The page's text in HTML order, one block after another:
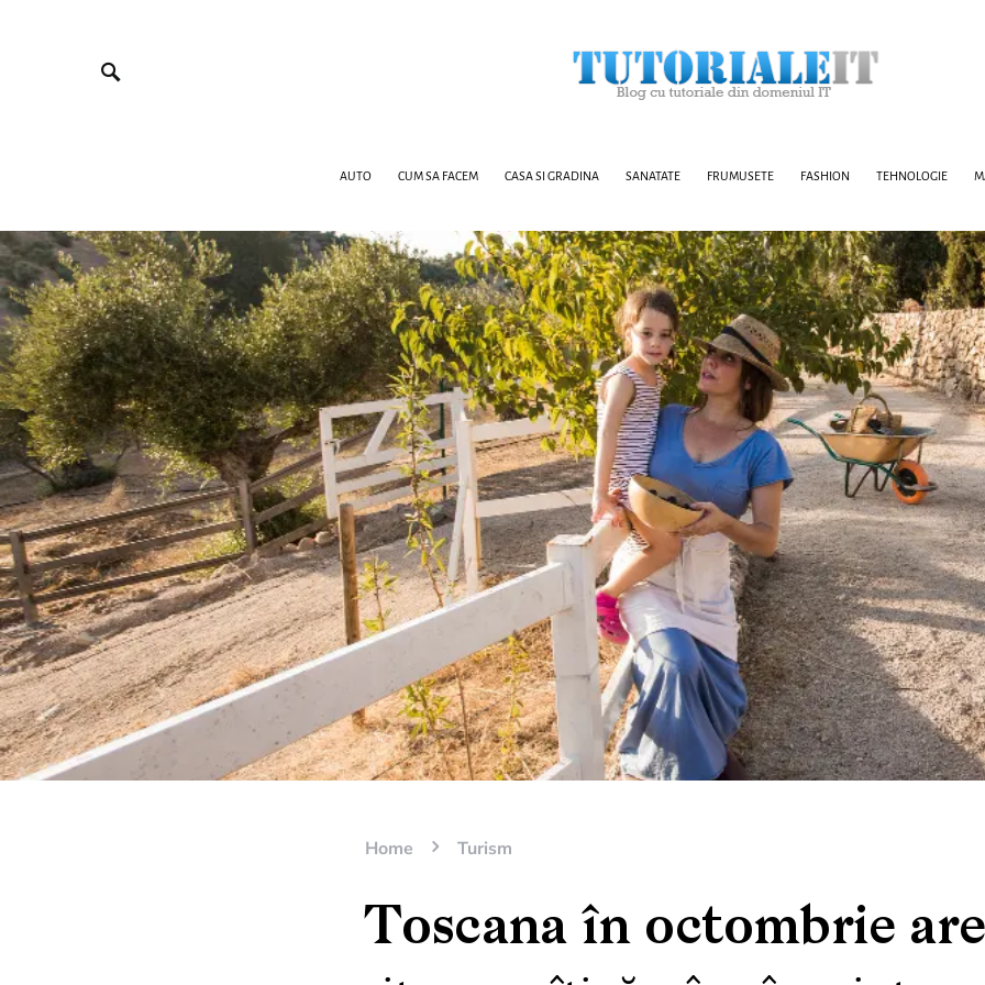
AUTO CUM SA FACEM CASA SI GRADINA SANATATE FRUMUSETE FASHION TEHNOLOGIE
Home Turism
Toscana în octombrie